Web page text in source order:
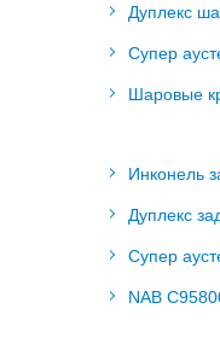
Дуплекс
Супер
Шаровые
Инконель
Дуплекс
Супер
NAB